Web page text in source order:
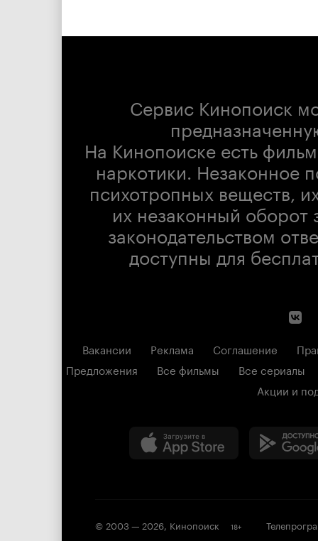
Сервис Кинопоиск
На Кинопоиске есть
наркотики. Незаконное
психотропных веществ,
их незаконный оборот
законодательством
доступны для
Вакансии Реклама Соглашение
Предложения
Все фильмы
Все сериалы
Акции и
© 2003 — 2026, Кинопоиск 18+